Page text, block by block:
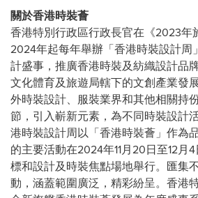
關於香港時裝薈
香港特別行政區行政長官在《2023年
2024年起每年舉辦「香港時裝設計周
計盛事，推廣香港時裝及紡織設計品
文化體育及旅遊局轄下的文創產業發
外時裝設計、服裝業界和其他相關持
節，引入嶄新元素，為不同時裝設計
港時裝設計周以「香港時裝薈」作為
的主要活動在2024年11月20日至12月
標和設計及時裝焦點場地舉行。匯集
動，涵蓋範圍廣泛，精彩紛呈。香港